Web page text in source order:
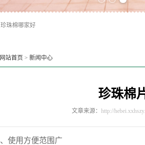
珍珠棉哪家好
网站首页 > 新闻中心
珍珠棉
文章来源： http://
、使用方便范围广